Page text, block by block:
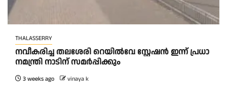
THALASSERRY
ന​വീ​ക​രി​ച്ച ത​ല​ശേ​രി റെ​യി​ൽ​വേ സ്റ്റേ​ഷ​ൻ ഇ​ന്ന് പ്ര​ധാ​
ന​മ​ന്ത്രി നാ​ടി​ന് സ​മ​ർ​പ്പി​ക്കും
3 weeks ago vinaya k